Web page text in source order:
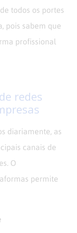
todos os portes
pois sabem que
profissional
redes
diariamente, as
canais de
O
permite